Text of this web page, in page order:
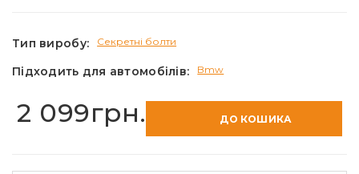
Тип виробу: Секретні болти
Підходить для автомобілів: Bmw
2 099грн. ДО КОШИКА